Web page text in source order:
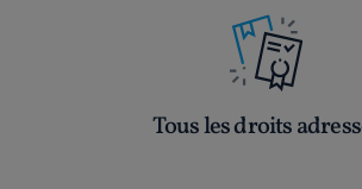
Tous les droits